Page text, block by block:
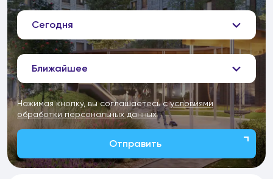
Сегодня
Ближайшее
Нажимая кнопку, вы соглашаетесь сусловиями
обработки персональных данных
Отправить